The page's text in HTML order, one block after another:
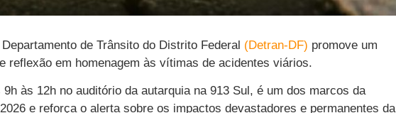
de Trânsito do Distrito Federal (Detran-DF) promove um
reflexão em homenagem às vítimas de acidentes viários.
às 12h no auditório da autarquia na 913 Sul, é um dos marcos da
e reforça o alerta sobre os impactos devastadores e permanentes da